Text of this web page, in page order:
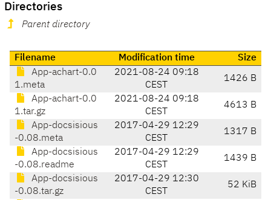
Directories
Parent directory
Filename Modification time
Size
App-achart-0.0
1.meta
2021-08-24 09:18
CEST
1426 B
App-achart-0.0
1.tar.gz
2021-08-24 09:18
CEST
4613 B
App-docsisious
-0.08.meta
2017-04-29 12:29
CEST
1317 B
App-docsisious
-0.08.readme
2017-04-29 12:29
CEST
1439 B
App-docsisious
-0.08.tar.gz
2017-04-29 12:30
CEST
52 KiB